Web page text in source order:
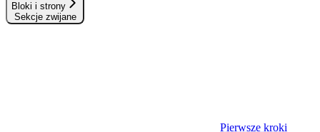
Bloki i strony
Sekcje zwijane
Pierwsze kroki